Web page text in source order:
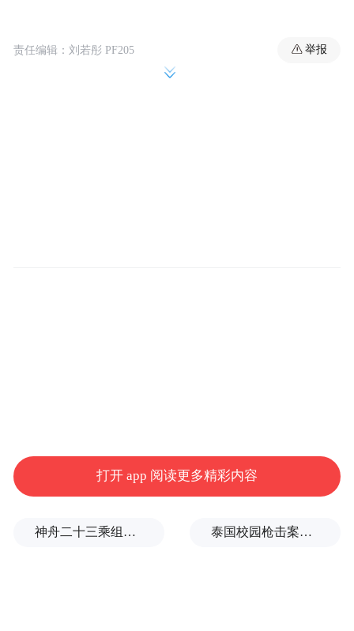
责任编辑：刘若彤 PF205 举报
打开 app 阅读更多精彩内容
神舟二十三乘组新画面：在太空用超声测肌肉，常态化开展健康管理 泰国校园枪击案致9死，枪手父亲道歉